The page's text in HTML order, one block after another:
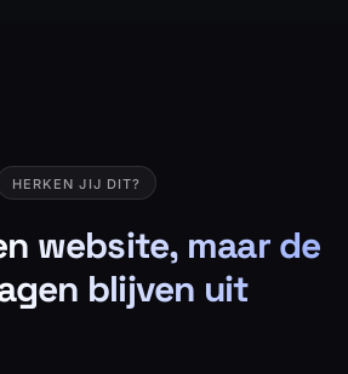
HERKEN JIJ DIT?
website, maar de
blijven uit